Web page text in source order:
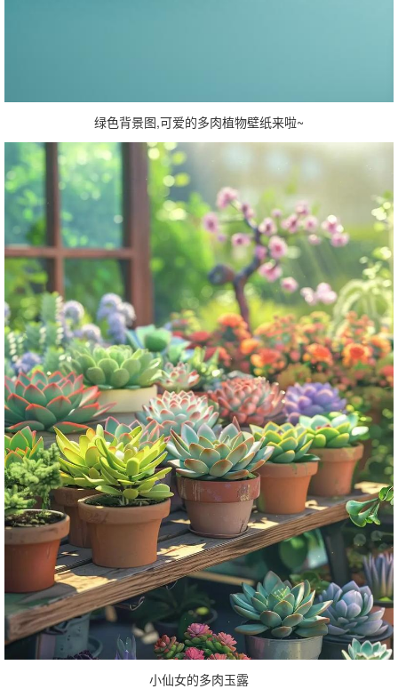
绿色背景图,可爱的多肉植物壁纸来啦~
小仙女的多肉玉露